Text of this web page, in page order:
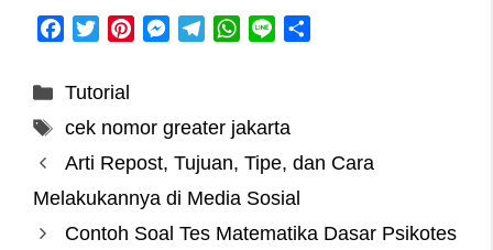
b
o
t
e
r
e
r
s
t
M
e
n
g
r
g
r
W
s
A
Categories
Tutorial
Tags
cek nomor greater jakarta
Arti Repost, Tujuan, Tipe, dan Cara
Melakukannya di Media Sosial
Contoh Soal Tes Matematika Dasar Psikotes